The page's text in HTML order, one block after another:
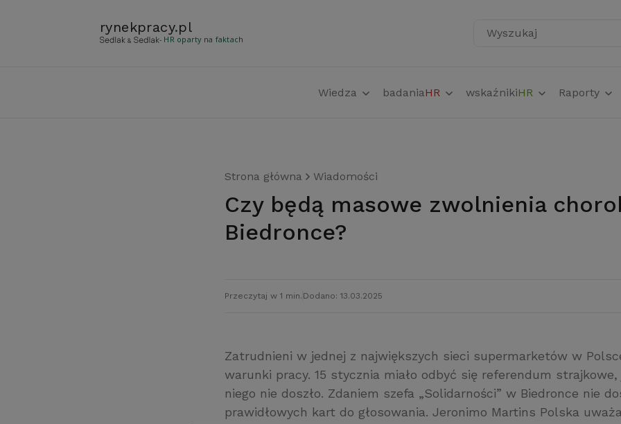
rynekpracy.pl
- HR oparty na faktach Wyszukaj
Wiedza badaniaHR wskaźnikiHR Raporty
Strona główna Wiadomości
Czy będą masowe zwolnienia chorobowe w
Biedronce?
Przeczytaj w 1 min. Dodano: 13.03.2025
Zatrudnieni w jednej z największych sieci supermarketów w
warunki pracy. 15 stycznia miało odbyć się referendum strajkowe,
niego nie doszło. Zdaniem szefa „Solidarności” w Biedronce nie
prawidłowych kart do głosowania. Jeronimo Martins Polska